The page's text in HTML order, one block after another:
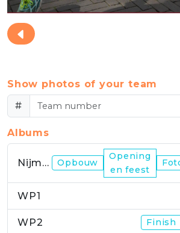
Show photos of your team
#
Albums
Nijmegen Opbouw
Opening
en feest
WP1
WP2 Finish